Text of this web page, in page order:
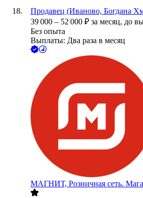
Продавец (Иваново, Богдана
39 000 – 52 000 ₽ за месяц, до
Без опыта
Выплаты: Два раза в месяц
МАГНИТ, Розничная сеть.